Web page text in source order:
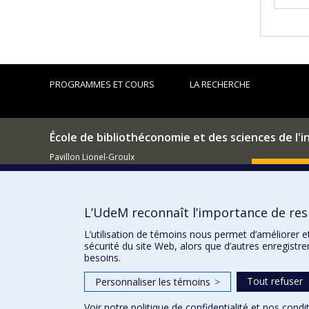
PROGRAMMES ET COURS LA RECHERCHE
École de bibliothéconomie et des sciences de
Pavillon Lionel-Groulx
3150, rue Jean-Brillant
514 343-6044
Comment
L’UdeM reconnaît l’importance de
L’utilisation de témoins nous permet
sécurité du site Web, alors que d’autres
besoins.
Personnaliser les témoins > Tout refuser